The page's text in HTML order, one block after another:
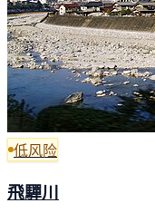
低风险
飛驒川